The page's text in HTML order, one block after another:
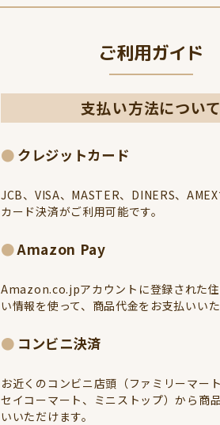
ご利用ガイド
支払い方法について
クレジットカード
JCB、VISA、MASTER、DINERS、
カード決済がご利用可能です。
Amazon Pay
Amazon.co.jpアカウントに登録された
い情報を使って、商品代金をお支払いいた
コンビニ決済
お近くのコンビニ店頭（ファミリーマート
セイコーマート、ミニストップ）から商
いいただけます。